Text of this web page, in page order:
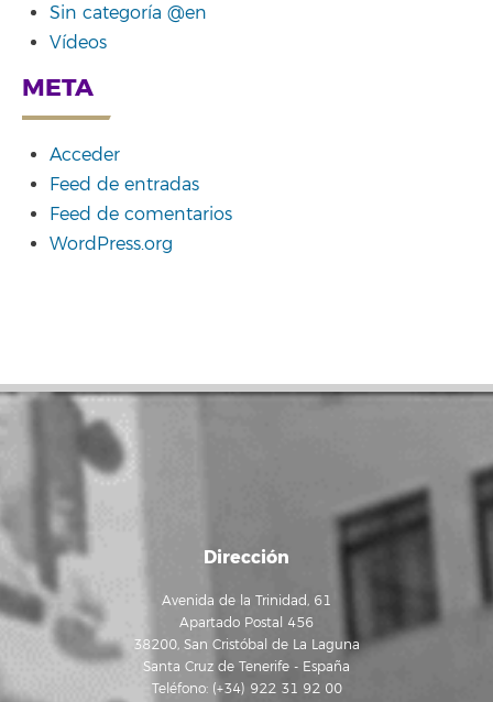
Sin categoría @en
Vídeos
META
Acceder
Feed de entradas
Feed de comentarios
WordPress.org
Dirección
Avenida de la Trinidad, 61
Apartado Postal 456
38200, San Cristóbal de La Laguna
Santa Cruz de Tenerife - España
Teléfono: (+34) 922 31 92 00